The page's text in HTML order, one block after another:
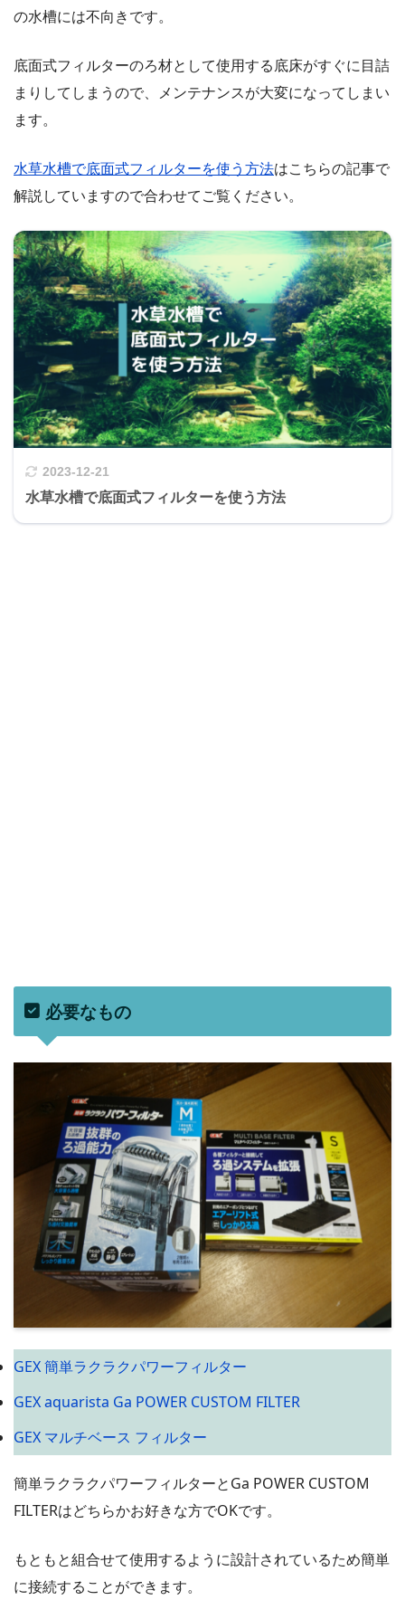
の水槽には不向きです。
底面式フィルターのろ材として使用する底床がすぐに目詰
まりしてしまうので、メンテナンスが大変になってしまい
ます。
水草水槽で底面式フィルターを使う方法はこちらの記事で
解説していますので合わせてご覧ください。
2023-12-21
水草水槽で底面式フィルターを使う方法
必要なもの
GEX 簡単ラクラクパワーフィルター
GEX aquarista Ga POWER CUSTOM FILTER
GEX マルチベース フィルター
簡単ラクラクパワーフィルターとGa POWER CUSTOM
FILTERはどちらかお好きな方でOKです。
もともと組合せて使用するように設計されているため簡単
に接続することができます。